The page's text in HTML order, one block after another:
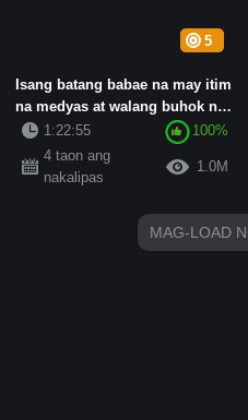
5
Isang batang babae na may itim
na medyas at walang buhok na
puke ang nagpapakita n...
1:22:55
100%
4 taon ang
nakalipas
1.0M
MAG-LOAD